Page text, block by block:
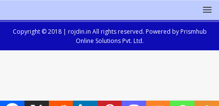
Copyright © 2018 | rojdin.in All rights reserved. Powered by Prismhub
Online Solutions Pvt. Ltd.